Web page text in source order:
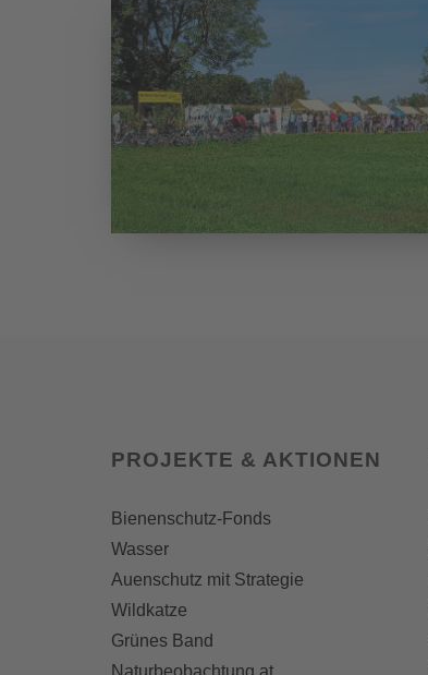
PROJEKTE & AKTIONEN
Bienenschutz-Fonds
Wasser
Auenschutz mit Strategie
Wildkatze
Grünes Band
Naturbeobachtung.at